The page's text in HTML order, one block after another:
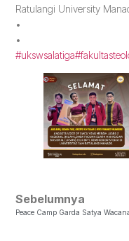
Ratulangi University
•
•
#ukswsalatiga
Sebelumnya
Peace Camp Garda Satya